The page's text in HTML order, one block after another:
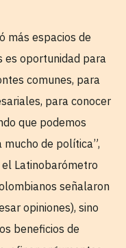
más espacios de
es oportunidad para
comunes, para
para conocer
que podemos
de política”,
Latinobarómetro
señalaron
opiniones), sino
beneficios de